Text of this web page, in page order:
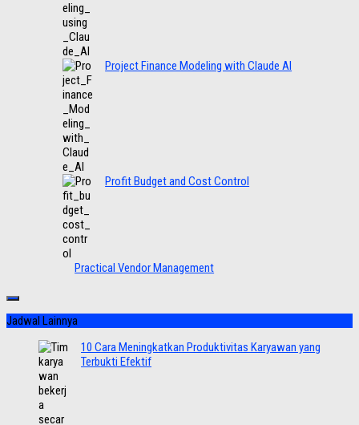
Project Finance Modeling with Claude AI
Profit Budget and Cost Control
Practical Vendor Management
Jadwal Lainnya
10 Cara Meningkatkan Produktivitas Karyawan yang
Terbukti Efektif